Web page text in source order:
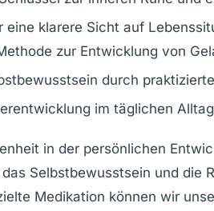
eine klarere Sicht auf
zur Entwicklung von
durch
im täglichen
in der persönlichen
Selbstbewusstsein und die
Medikation können wir